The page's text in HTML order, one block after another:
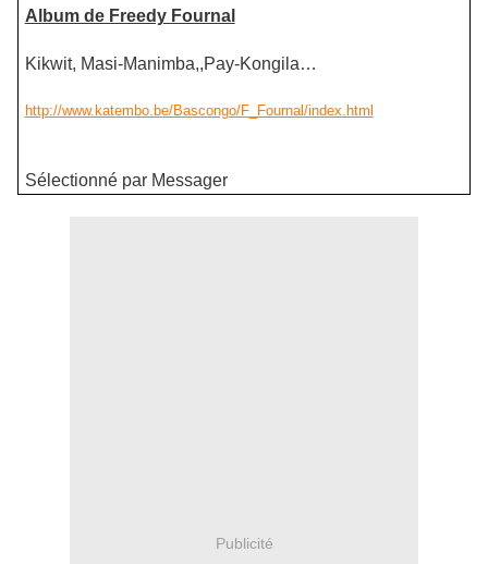
Album de Freedy Fournal
Kikwit, Masi-Manimba,,Pay-Kongila…
http://www.katembo.be/Bascongo/F_Fournal/index.html
Sélectionné par Messager
Publicité